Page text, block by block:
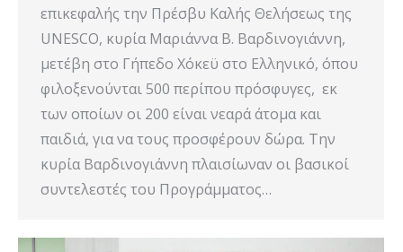
επικεφαλής την Πρέσβυ Καλής Θελήσεως της
UNESCO, κυρία Μαριάννα Β. Βαρδινογιάννη,
μετέβη στο Γήπεδο Χόκεϋ στο Ελληνικό, όπου
φιλοξενούνται 500 περίπου πρόσφυγες, εκ
των οποίων οι 200 είναι νεαρά άτομα και
παιδιά, για να τους προσφέρουν δώρα. Την
κυρία Βαρδινογιάννη πλαισίωναν οι βασικοί
συντελεστές του Προγράμματος…